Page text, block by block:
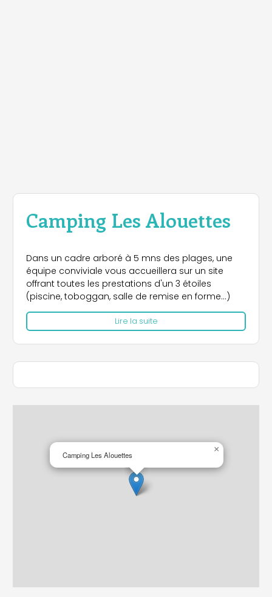
Camping Les Alouettes
Dans un cadre arboré à 5 mns des plages, une
équipe conviviale vous accueillera sur un site
offrant toutes les prestations d'un 3 étoiles
(piscine, toboggan, salle de remise en forme...)
Lire la suite
Camping Les Alouettes
×